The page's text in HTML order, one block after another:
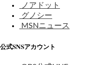
ノアドット
グノシー
MSNニュース
公式SNSアカウント